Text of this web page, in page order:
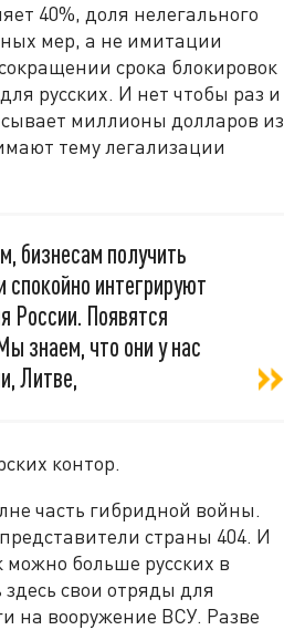
40%, доля нелегального
мер, а не имитации
срока блокировок
русских. И нет чтобы раз и
миллионы долларов из
тему легализации
бизнесам получить
интегрируют
России. Появятся
знаем, что они у нас
Литве,
контор.
часть гибридной войны.
страны 404. И
больше русских в
свои отряды для
на вооружение ВСУ. Разве